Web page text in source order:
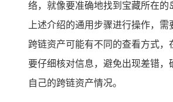
络，就像要准确地找到宝藏所在的
上述介绍的通用步骤进行操作，
跨链资产可能有不同的查看方式，
要仔细核对信息，避免出现差错，
自己的跨链资产情况。